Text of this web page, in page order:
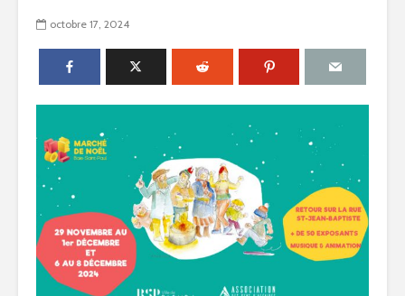
octobre 17, 2024